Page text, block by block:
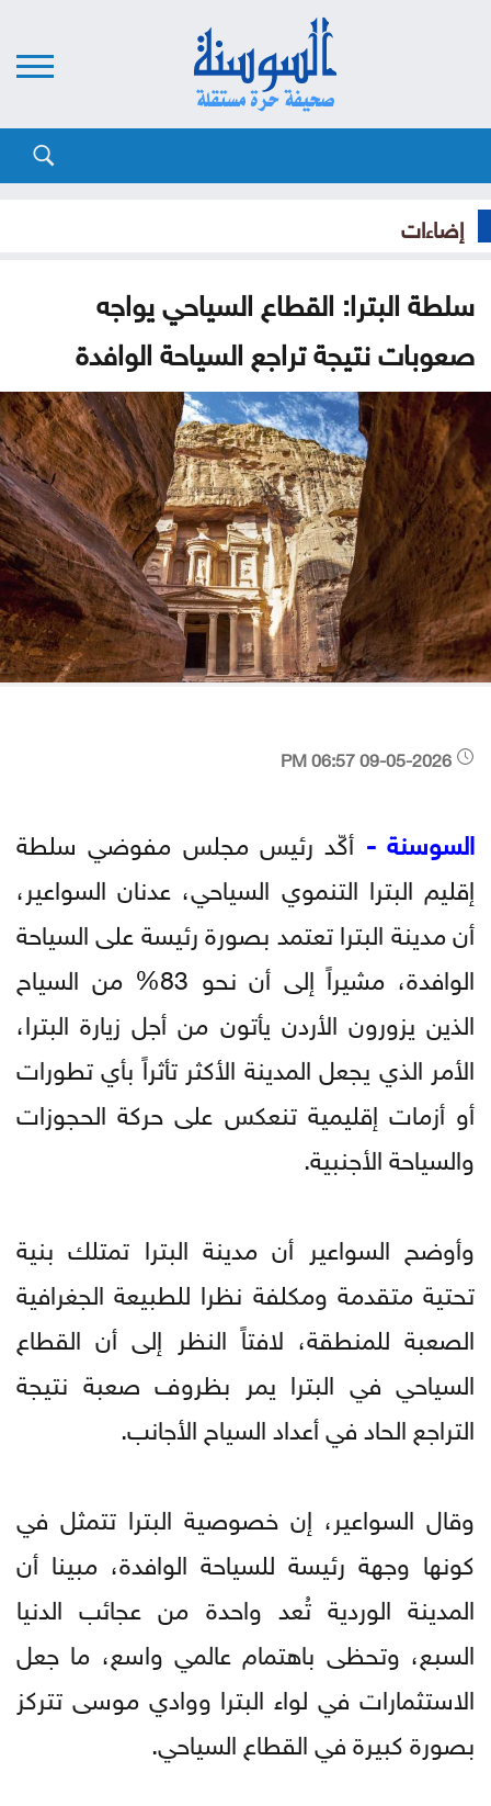
إضاءات
سلطة البترا: القطاع السياحي يواجه
صعوبات نتيجة تراجع السياحة الوافدة
السوسنة - أكّد رئيس مجلس مفوضي سلطة
إقليم البترا التنموي السياحي، عدنان السواعير،
أن مدينة البترا تعتمد بصورة رئيسة على السياحة
الوافدة، مشيراً إلى أن نحو 83% من السياح
الذين يزورون الأردن يأتون من أجل زيارة البترا،
الأمر الذي يجعل المدينة الأكثر تأثراً بأي تطورات
أو أزمات إقليمية تنعكس على حركة الحجوزات
والسياحة الأجنبية.
وأوضح السواعير أن مدينة البترا تمتلك بنية
تحتية متقدمة ومكلفة نظرا للطبيعة الجغرافية
الصعبة للمنطقة، لافتاً النظر إلى أن القطاع
السياحي في البترا يمر بظروف صعبة نتيجة
التراجع الحاد في أعداد السياح الأجانب.
وقال السواعير، إن خصوصية البترا تتمثل في
كونها وجهة رئيسة للسياحة الوافدة، مبينا أن
المدينة الوردية تُعد واحدة من عجائب الدنيا
السبع، وتحظى باهتمام عالمي واسع، ما جعل
الاستثمارات في لواء البترا ووادي موسى تتركز
بصورة كبيرة في القطاع السياحي.